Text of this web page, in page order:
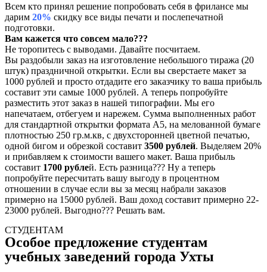
Всем кто принял решение попробовать себя в фрилансе мы
дарим 20% скидку все виды печати и послепечатной
подготовки.
Вам кажется что совсем мало???
Не торопитесь с выводами. Давайте посчитаем.
Вы раздобыли заказ на изготовление небольшого тиража (20
штук) праздничной открытки. Если вы сверстаете макет за
1000 рублей и просто отдадите его заказчику то ваша прибыль
составит эти самые 1000 рублей. А теперь попробуйте
разместить этот заказ в нашей типографии. Мы его
напечатаем, отбегуем и нарежем. Сумма выполненных работ
для стандартной открытки формата А5, на мелованной бумаге
плотностью 250 гр.м.кв, с двухсторонней цветной печатью,
одной бигом и обрезкой составит 3500 рублей. Выделяем 20%
и прибавляем к стоимости вашего макет. Ваша прибыль
составит 1700 рублей. Есть разница??? Ну а теперь
попробуйте пересчитать вашу выгоду в процентном
отношении в случае если вы за месяц набрали заказов
примерно на 15000 рублей. Ваш доход составит примерно 22-
23000 рублей. Выгодно??? Решать вам.
СТУДЕНТАМ
Особое предложение студентам
учебных заведений города Ухты